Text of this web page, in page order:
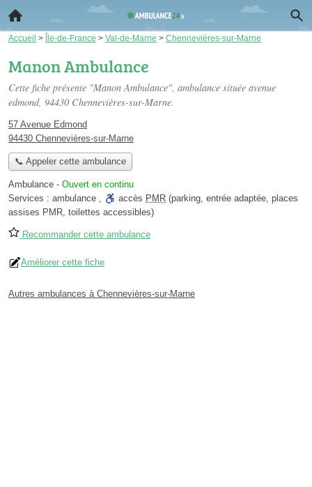
Accueil > Île-de-France > Val-de-Marne > Chennevières-sur-Marne
Manon Ambulance
Cette fiche présente "Manon Ambulance", ambulance située avenue
edmond, 94430 Chennevières-sur-Marne.
57 Avenue Edmond
94430 Chennevières-sur-Marne
📞 Appeler cette ambulance
Ambulance - Ouvert en continu
Services : ambulance , accès PMR (parking, entrée adaptée, places
assises PMR, toilettes accessibles)
Recommander cette ambulance
Améliorer cette fiche
Autres ambulances à Chennevières-sur-Marne